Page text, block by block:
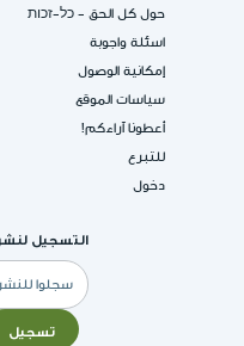
حول كل الحق - כל-זכות
اسئلة واجوبة
إمكانية الوصول
سياسات الموقع
أعطونا آراءكم!
للتبرع
دخول
التسجيل
البريد
الإلكتروني
تسجيل